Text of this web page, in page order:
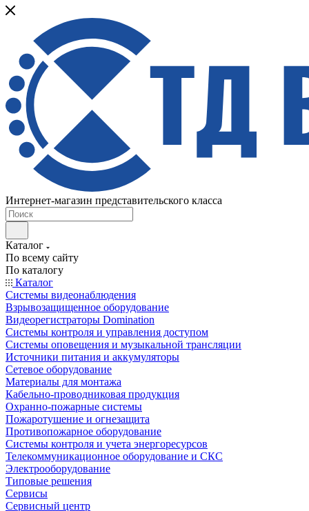
Интернет-магазин представительского класса
Каталог
По всему сайту
По каталогу
Каталог
Системы видеонаблюдения
Взрывозащищенное оборудование
Видеорегистраторы Domination
Системы контроля и управления доступом
Системы оповещения и музыкальной трансляции
Источники питания и аккумуляторы
Сетевое оборудование
Материалы для монтажа
Кабельно-проводниковая продукция
Охранно-пожарные системы
Пожаротушение и огнезащита
Противопожарное оборудование
Системы контроля и учета энергоресурсов
Телекоммуникационное оборудование и СКС
Электрооборудование
Типовые решения
Сервисы
Сервисный центр